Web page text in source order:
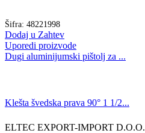
Šifra: 48221998
Dodaj u Zahtev
Uporedi proizvode
Dugi aluminijumski pištolj za ...
Klešta švedska prava 90° 1 1/2...
ELTEC EXPORT-IMPORT D.O.O.